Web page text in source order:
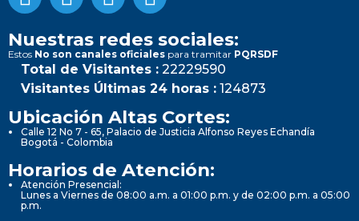
Nuestras redes sociales:
Estos No son canales oficiales para tramitar PQRSDF
Total de Visitantes : 22229590
Visitantes Últimas 24 horas : 124873
Ubicación Altas Cortes:
Calle 12 No 7 - 65, Palacio de Justicia Alfonso Reyes Echandía
Bogotá - Colombia
Horarios de Atención:
Atención Presencial:
Lunes a Viernes de 08:00 a.m. a 01:00 p.m. y de 02:00 p.m. a 05:00
p.m.